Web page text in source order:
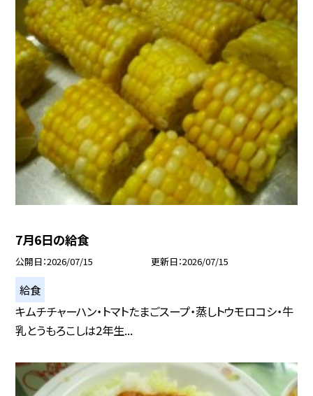
7月6日の給食
公開日 2026/07/15 更新日 2026/07/15
給食
キムチチャーハン・トマトたまごスープ・蒸しトウモロコシ・牛
乳とうもろこしは2年生...